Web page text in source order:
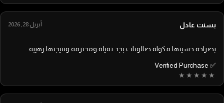
بسنت عادل أبريل 28, 2026
بصراحة حسيتها مكواة صالونات بجد تقيلة ومحترمة ونتيجتها رهيبه
✅ Verified Purchase